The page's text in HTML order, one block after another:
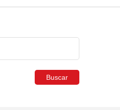
Buscar